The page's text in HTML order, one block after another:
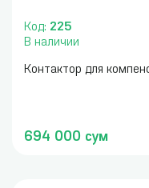
Код: 225
В наличии
Контактор для
694 000 сум